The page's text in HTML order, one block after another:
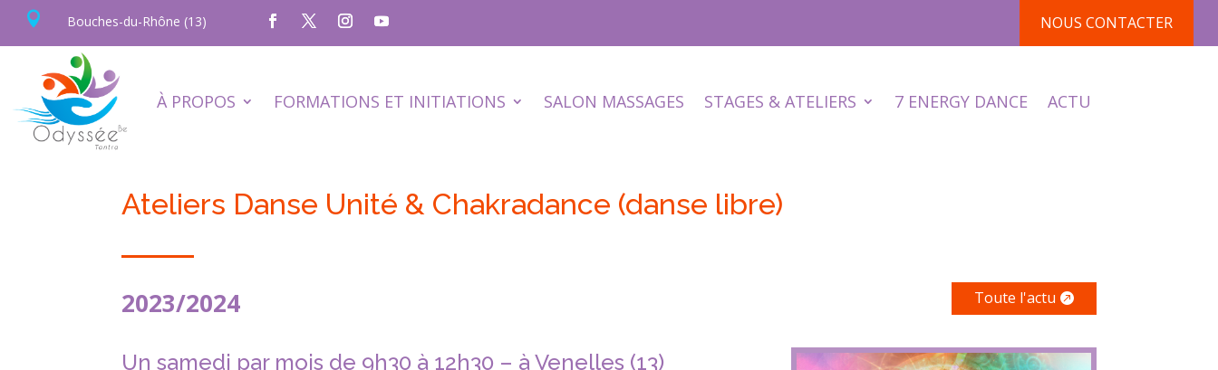
 Bouches-du-Rhône (13) NOUS CONTACTER
À PROPOS FORMATIONS ET INITIATIONS SALON MASSAGES STAGES & ATELIERS 7 ENERGY DANCE ACTU
Ateliers Danse Unité & Chakradance (danse libre)
2023/2024 Toute l'actu
Un samedi par mois de 9h30 à 12h30 – à Venelles (13)